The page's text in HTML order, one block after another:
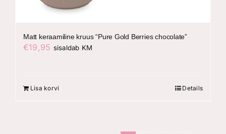
Matt keraamiline kruus “Pure Gold Berries chocolate”
€19,95 sisaldab KM
Lisa korvi Details